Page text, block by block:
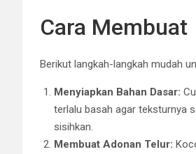
Cara Membuat
Berikut langkah-langkah mudah
Menyiapkan Bahan Dasar:
terlalu basah agar teksturnya
sisihkan.
Membuat Adonan Telur: